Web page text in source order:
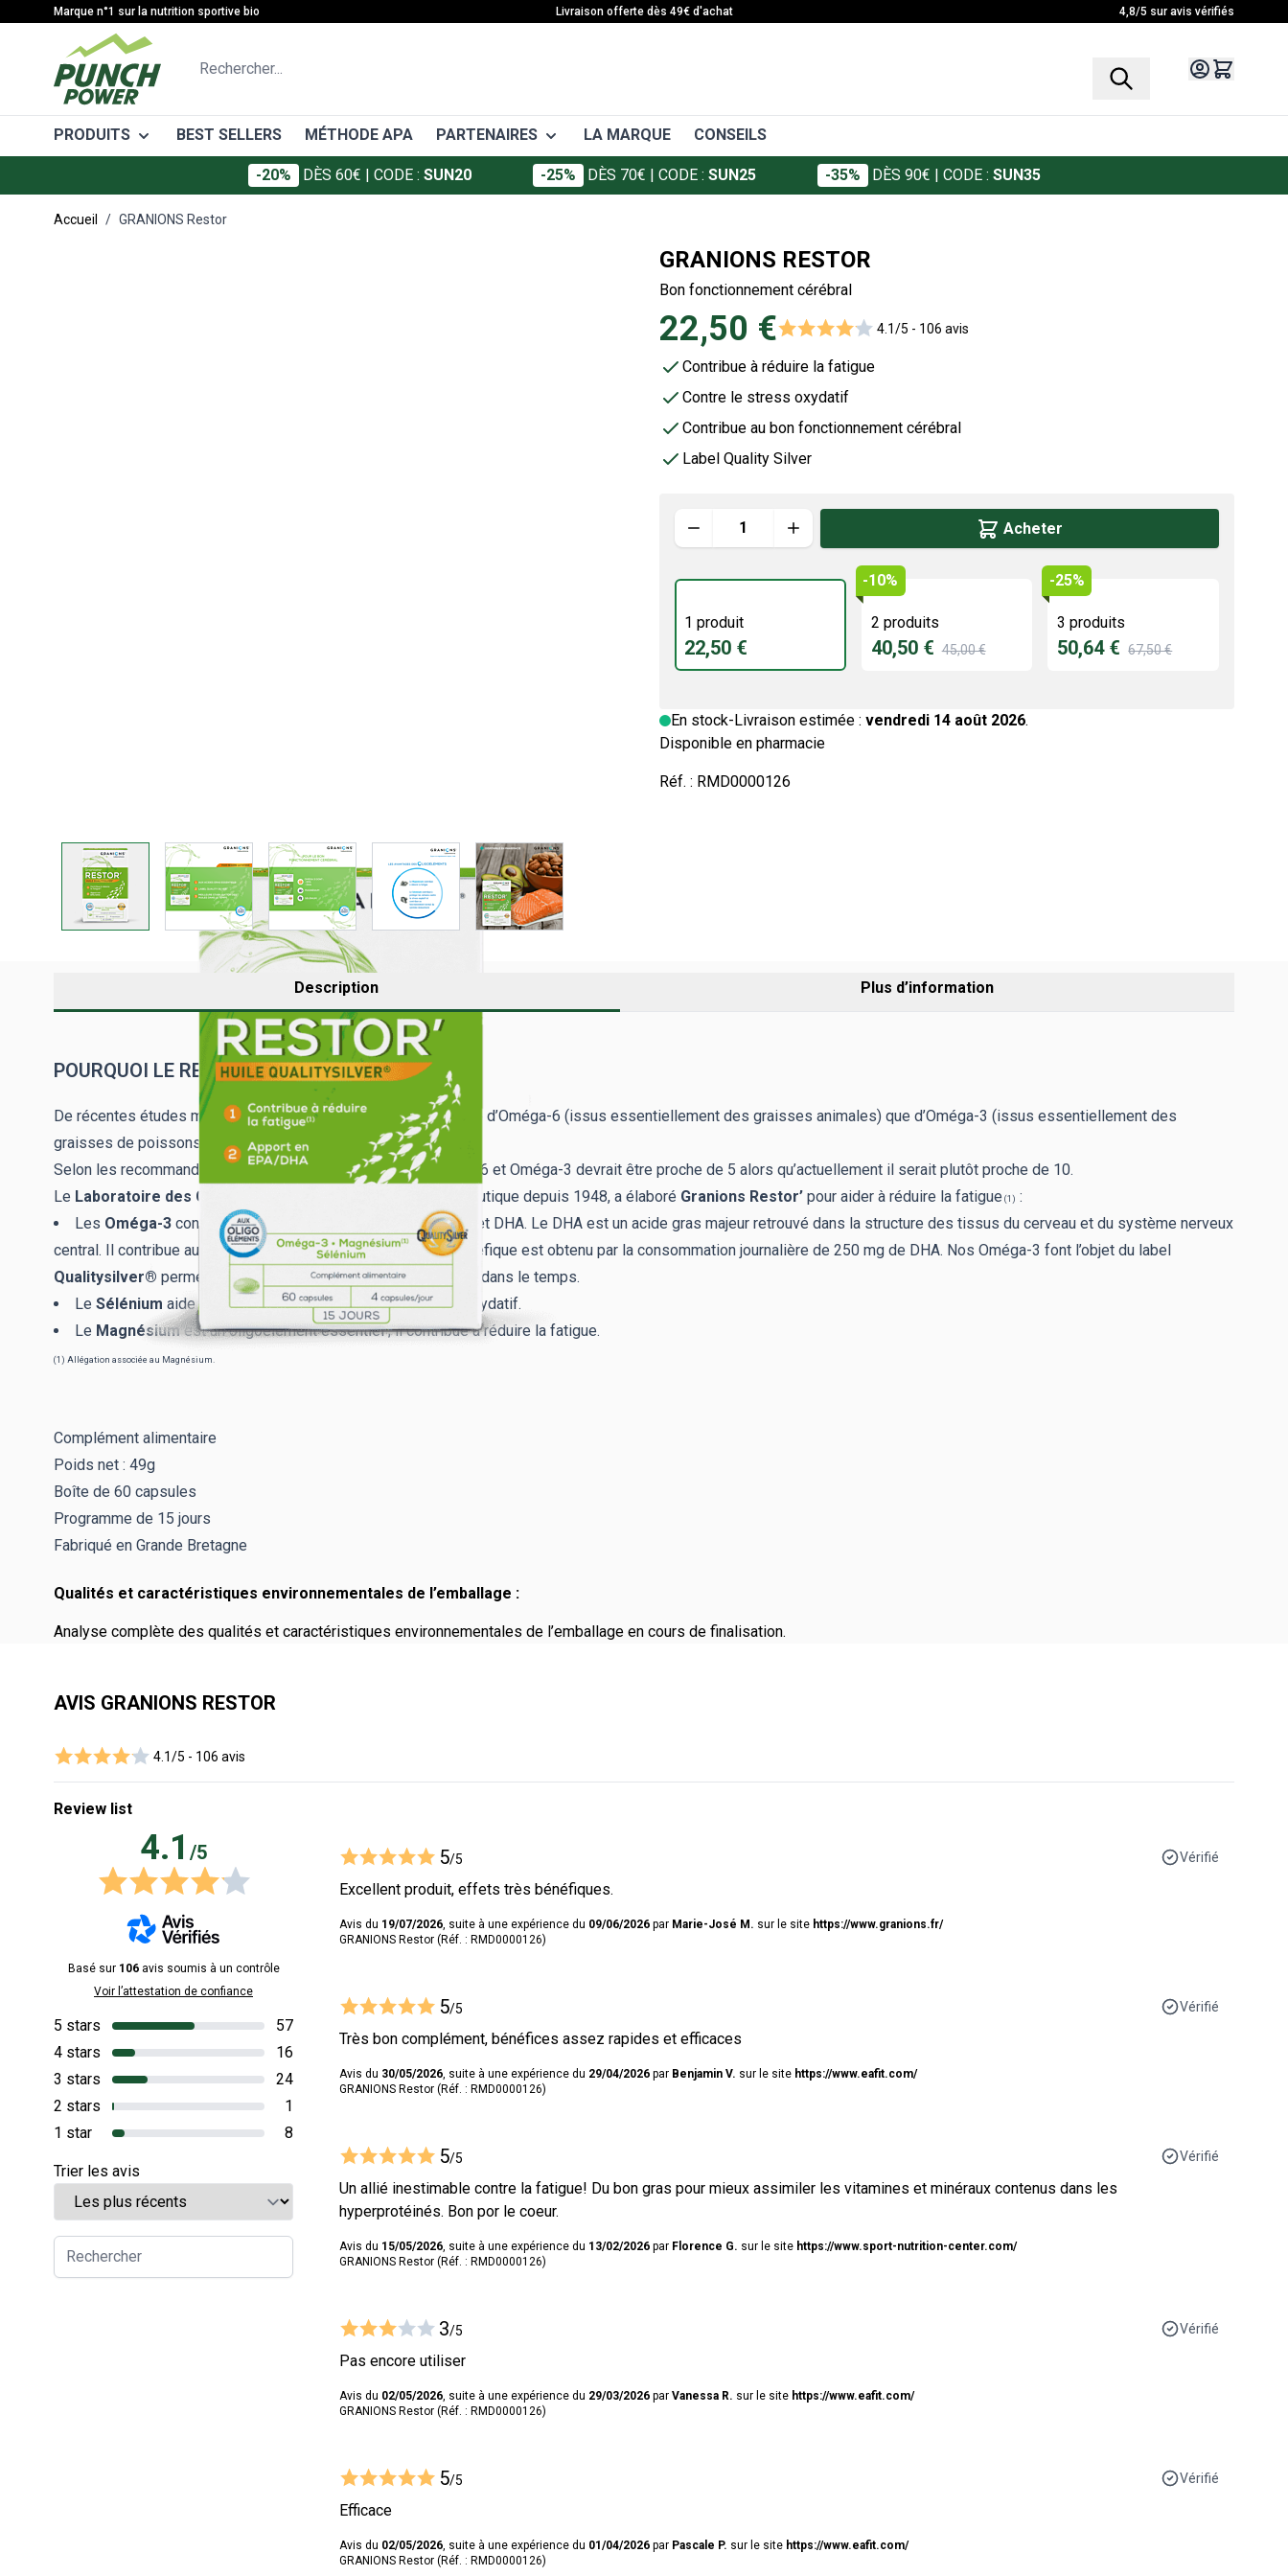
Allez au contenuMarque n°1 sur la nutrition sportive bio Livraison offerte dès 49€ d'achat 4,8/5 sur avis vérifiés
Rechercher...
PRODUITS
Décontractants musculaires
Crèmes et gels
Vitamines et minéraux
Défenses immunitaires
Minceur
BEST SELLERS MÉTHODE APA PARTENAIRES
EAFIT
LA MARQUE CONSEILS
-20% DÈS 60€ | CODE : SUN20 -25% DÈS 70€ | CODE : SUN25 -35% DÈS 90€ | CODE : SUN35
Accueil / GRANIONS Restor
View larger imageView larger imageView larger imageView larger imageView larger image
GRANIONS RESTOR
Bon fonctionnement cérébral
22,50 € 4.1/5 - 106 avis
Contribue à réduire la fatigue
Contre le stress oxydatif
Contribue au bon fonctionnement cérébral
Label Quality Silver
Acheter
1 produit
22,50 €
-10%
2 produits
40,50 € 45,00 €
-25%
3 produits
50,64 € 67,50 €
En stock-Livraison estimée : vendredi 14 août 2026.
Disponible en pharmacie
Réf. : RMD0000126
Description Plus d’information
POURQUOI LE RESTOR DE GRANIONS ?
De récentes études montrent que nous consommons davantage d’Oméga-6 (issus essentiellement des graisses animales) que d’Oméga-3 (issus essentiellement des
graisses de poissons).
Selon les recommandations nationales, le rapport entre Oméga-6 et Oméga-3 devrait être proche de 5 alors qu’actuellement il serait plutôt proche de 10.
Le Laboratoire des Granions , fort de son expertise pharmaceutique depuis 1948, a élaboré Granions Restor’ pour aider à réduire la fatigue (1) :
Les Oméga-3 contiennent des acides gras essentiels EPA et DHA. Le DHA est un acide gras majeur retrouvé dans la structure des tissus du cerveau et du système nerveux
central. Il contribue au bon fonctionnement cérébral. L’effet bénéfique est obtenu par la consommation journalière de 250 mg de DHA. Nos Oméga-3 font l’objet du label
Qualitysilver® permettant une meilleure stabilisation de l’huile dans le temps.
Le Sélénium aide à protéger les cellules contre le stress oxydatif.
Le Magnésiumest un oligoélément essentiel ; il contribue à réduire la fatigue.
(1) Allégation associée au Magnésium.
Complément alimentaire
Poids net : 49g
Boîte de 60 capsules
Programme de 15 jours
Fabriqué en Grande Bretagne
Qualités et caractéristiques environnementales de l’emballage :
Analyse complète des qualités et caractéristiques environnementales de l’emballage en cours de finalisation.
AVIS GRANIONS RESTOR
4.1/5 - 106 avis
Review list
4.1 /5
Basé sur 106avis soumis à un contrôle
Voir l’attestation de confiance
5 stars
57
4 stars
16
3 stars
24
2 stars
1
1 star
8
Trier les avis
5/5 Vérifié
Excellent produit, effets très bénéfiques.
Avis du 19/07/2026, suite à une expérience du 09/06/2026 par Marie-José M. sur le site https://www.granions.fr/
GRANIONS Restor (Réf. : RMD0000126)
5/5 Vérifié
Très bon complément, bénéfices assez rapides et efficaces
Avis du 30/05/2026, suite à une expérience du 29/04/2026 par Benjamin V. sur le site https://www.eafit.com/
GRANIONS Restor (Réf. : RMD0000126)
5/5 Vérifié
Un allié inestimable contre la fatigue! Du bon gras pour mieux assimiler les vitamines et minéraux contenus dans les
hyperprotéinés. Bon por le coeur.
Avis du 15/05/2026, suite à une expérience du 13/02/2026 par Florence G. sur le site https://www.sport-nutrition-center.com/
GRANIONS Restor (Réf. : RMD0000126)
3/5 Vérifié
Pas encore utiliser
Avis du 02/05/2026, suite à une expérience du 29/03/2026 par Vanessa R. sur le site https://www.eafit.com/
GRANIONS Restor (Réf. : RMD0000126)
5/5 Vérifié
Efficace
Avis du 02/05/2026, suite à une expérience du 01/04/2026 par Pascale P. sur le site https://www.eafit.com/
GRANIONS Restor (Réf. : RMD0000126)